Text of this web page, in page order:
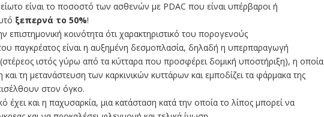
είναι το ποσοστό των ασθενών με PDAC που είναι υπέρβαροι ή
ξεπερνά το 50%!
επιστημονική κοινότητα ότι χαρακτηριστικό του πορογενούς
παγκρέατος είναι η αυξημένη δεσμοπλασία, δηλαδή η υπερπαραγωγή
(στέρεος ιστός γύρω από τα κύτταρα που προσφέρει δομική υποστήριξη), η οποία
και τη μετανάστευση των καρκινικών κυττάρων και εμποδίζει τα φάρμακα της
στον όγκο.
έχει και η παχυσαρκία, μια κατάσταση κατά την οποία το λίπος μπορεί να